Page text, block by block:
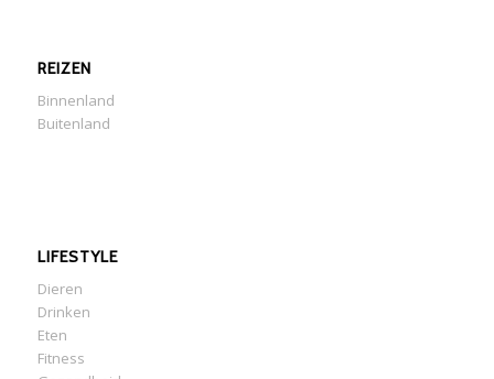
REIZEN
Binnenland
Buitenland
LIFESTYLE
Dieren
Drinken
Eten
Fitness